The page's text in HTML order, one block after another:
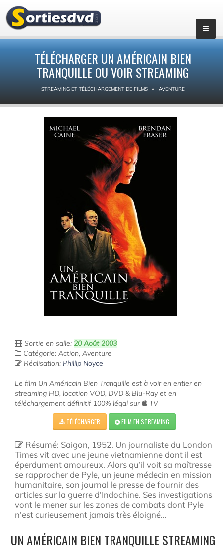
TÉLÉCHARGER UN AMÉRICAIN BIEN
TRANQUILLE OU VOIR STREAMING
STREAMING ET TÉLÉCHARGEMENT DE FILMS AVENTURE
Sortie en salle: 20 Août 2003
Catégorie: Action, Aventure
Réalisation: Phillip Noyce
Le film Un Américain Bien Tranquille est à voir en entier en
streaming HD, location VOD, DVD & Blu-Ray et en
téléchargement définitif 100% légal sur
TV
TÉLÉCHARGER FILM EN STREAMING
Résumé: Saigon, 1952. Un journaliste du London
Times vit avec une jeune vietnamienne dont il est
éperdument amoureux. Alors qu’il voit sa maîtresse
se rapprocher de Pyle, un jeune médecin en mission
humanitaire, son journal le presse de fournir des
articles sur la guerre d'Indochine. Ses investigations
vont le mener sur les zones de combats dont Pyle
n'est curieusement jamais très éloigné...
UN AMÉRICAIN BIEN TRANQUILLE STREAMING